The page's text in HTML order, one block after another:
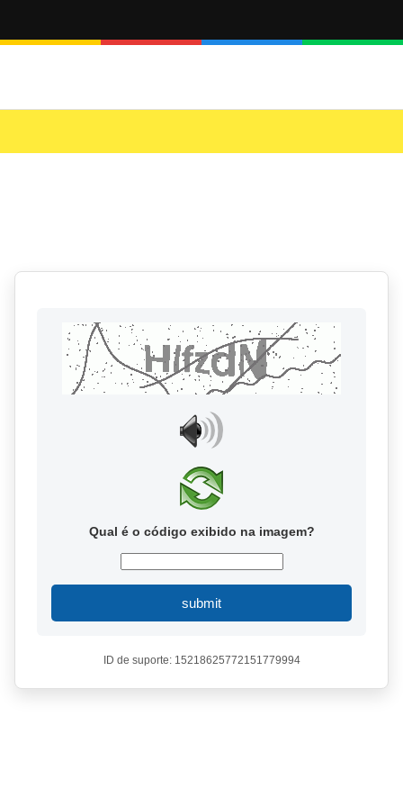
Qual é o código exibido na imagem?
submit
ID de suporte: 15218625772151779994